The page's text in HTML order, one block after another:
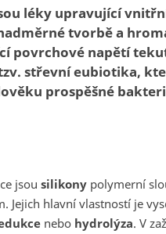
léky upravující
tvorbě a
povrchové napětí
střevní eubiotika,
prospěšné
jsou silikony polymerní
Jejich hlavní vlastností je
nebo hydrolýza. V